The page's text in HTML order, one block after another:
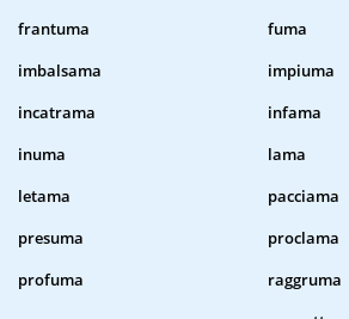
frantuma
fuma
imbalsama
impiuma
incatrama
infama
inuma
lama
letama
pacciama
presuma
proclama
profuma
raggruma